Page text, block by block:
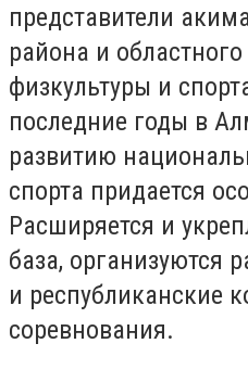
представители
района и
физкультуры и
последние годы в
развитию
спорта придается
Расширяется и
база, организуются
и республиканские
соревнования.